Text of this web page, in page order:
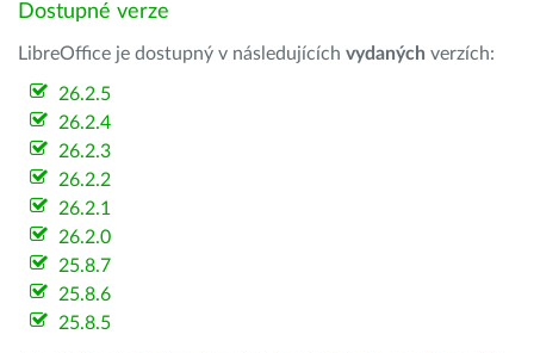
Dostupné verze
LibreOffice je dostupný v následujících vydaných verzích:
26.2.5
26.2.4
26.2.3
26.2.2
26.2.1
26.2.0
25.8.7
25.8.6
25.8.5